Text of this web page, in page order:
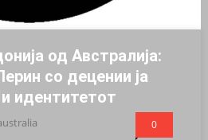
од Австралија:
со децении ја
и идентитетот
0